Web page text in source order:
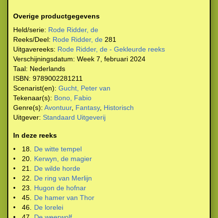
Overige productgegevens
Held/serie: Rode Ridder, de
Reeks/Deel: Rode Ridder, de 281
Uitgavereeks: Rode Ridder, de - Gekleurde reeks
Verschijningsdatum: Week 7, februari 2024
Taal: Nederlands
ISBN: 9789002281211
Scenarist(en): Gucht, Peter van
Tekenaar(s): Bono, Fabio
Genre(s): Avontuur, Fantasy, Historisch
Uitgever: Standaard Uitgeverij
In deze reeks
•
18.
De witte tempel
•
20.
Kerwyn, de magier
•
21.
De wilde horde
•
22.
De ring van Merlijn
•
23.
Hugon de hofnar
•
45.
De hamer van Thor
•
46.
De lorelei